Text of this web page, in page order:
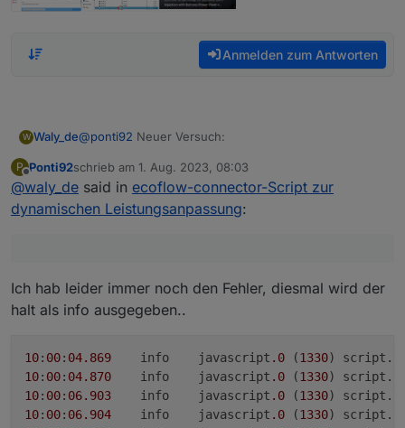
Anmelden zum Antworten
W Waly_de@ponti92 Neuer Versuch:
siehe unten
P
Offline
Ponti92schrieb am 1. Aug. 2023, 08:03
zuletzt editiert von
@waly_de said in ecoflow-connector-Script zur
dynamischen Leistungsanpassung:
Ich hab leider immer noch den Fehler, diesmal wird der
halt als info ausgegeben..
10: 00: 04.869
	info	javascript
.0 (1330) script.
10: 00: 04.870
	info	javascript
.0 (1330) script.
10: 00: 06.903
	info	javascript
.0 (1330) script.
10: 00: 06.904
	info	javascript
.0 (1330) script.